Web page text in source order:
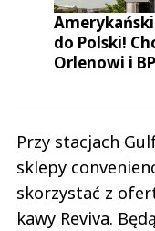
do Polski!
Orlenowi i BP
Przy stacjach
sklepy
skorzystać z
kawy Reviva.